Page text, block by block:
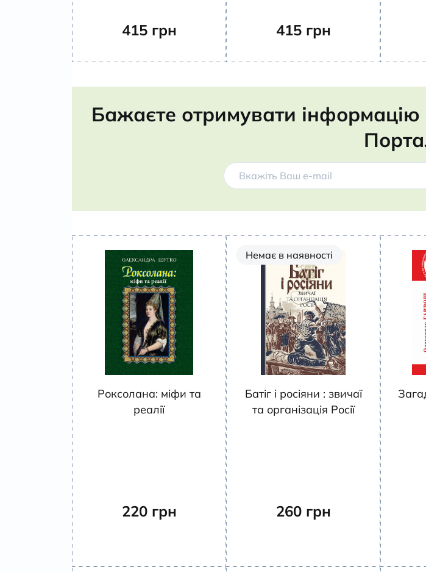
415 грн 415 грн
Бажаєте отримувати
Роксолана: міфи та
реалії
220 грн
Немає в наявності
Батіг і росіяни : звичаї
та організація Росії
260 грн